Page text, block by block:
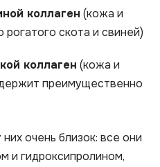
коллаген (кожа и
рогатого скота и свиней)
коллаген (кожа и
преимущественно
очень близок: все они
и гидроксипролином,